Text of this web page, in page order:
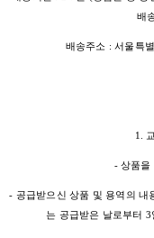
배
배송주소 : 서울특
1.
- 상품을
- 공급받으신 상품 및 용역의 내
는 공급받은 날로부터